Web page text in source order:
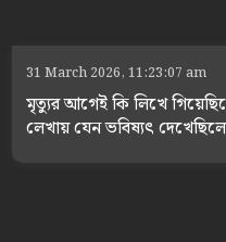
31 March 2026, 11:23:07 am
মৃত্যুর আগেই কি লিখে
লেখায় যেন ভবিষ্যৎ